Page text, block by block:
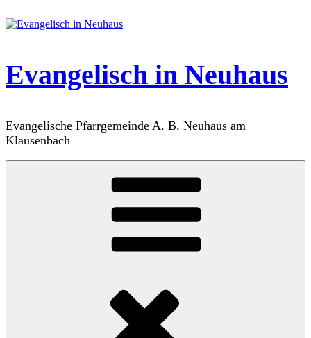
Inhalt
Evangelisch in Neuhaus
Evangelische Pfarrgemeinde A. B. Neuhaus am
Klausenbach